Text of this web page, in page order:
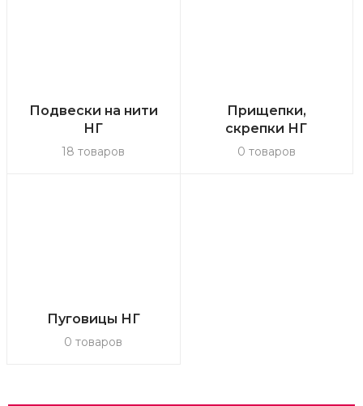
Подвески на нити
НГ
18 товаров
Прищепки,
скрепки НГ
0 товаров
Пуговицы НГ
0 товаров